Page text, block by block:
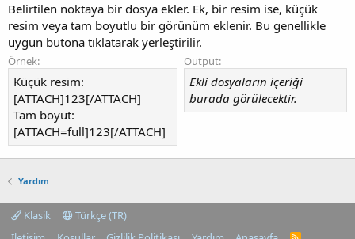
Belirtilen noktaya bir dosya ekler. Ek, bir resim ise, küçük
resim veya tam boyutlu bir görünüm eklenir. Bu genellikle
uygun butona tıklatarak yerleştirilir.
Örnek:
Küçük resim:
[ATTACH]123[/ATTACH]
Tam boyut:
[ATTACH=full]123[/ATTACH]
Output:
Ekli dosyaların içeriği
burada görülecektir.
Yardım
Klasik
Türkçe (TR)
R